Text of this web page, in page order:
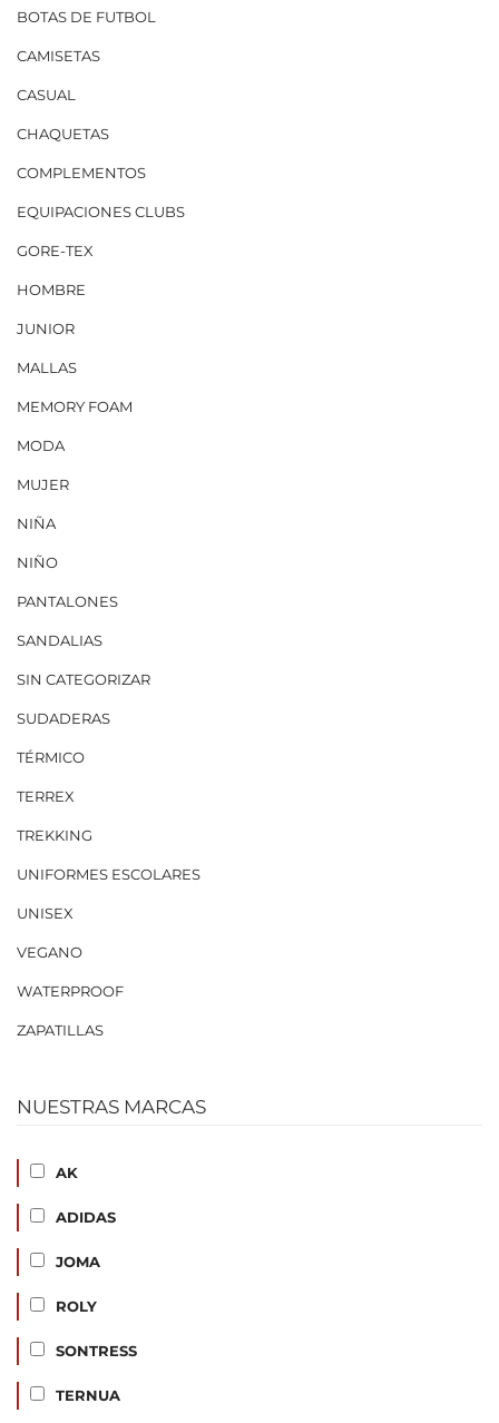
BOTAS DE FUTBOL
CAMISETAS
CASUAL
CHAQUETAS
COMPLEMENTOS
EQUIPACIONES CLUBS
GORE-TEX
HOMBRE
JUNIOR
MALLAS
MEMORY FOAM
MODA
MUJER
NIÑA
NIÑO
PANTALONES
SANDALIAS
SIN CATEGORIZAR
SUDADERAS
TÉRMICO
TERREX
TREKKING
UNIFORMES ESCOLARES
UNISEX
VEGANO
WATERPROOF
ZAPATILLAS
NUESTRAS MARCAS
AK
ADIDAS
JOMA
ROLY
SONTRESS
TERNUA